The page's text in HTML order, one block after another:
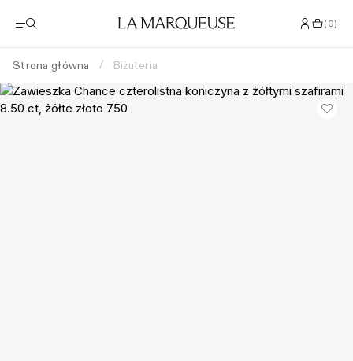
(0)
Strona główna / Biżuteria